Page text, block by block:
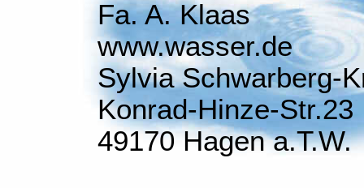
Fa. A. Klaas
www.wasser.de
Sylvia Schwarberg-
Konrad-Hinze-Str.23
49170 Hagen a.T.W.